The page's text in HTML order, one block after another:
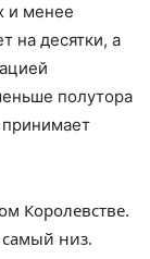
и менее
на десятки, а
полутора
Королевстве.
самый низ.